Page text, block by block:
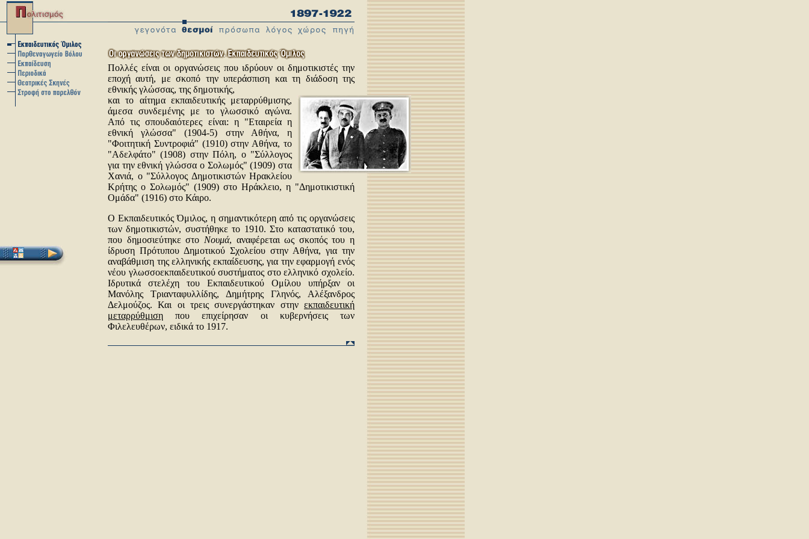
Πολλές είναι οι οργανώσεις που ιδρύουν οι δημοτικιστές την
εποχή αυτή, με σκοπό την υπεράσπιση και τη διάδοση της
εθνικής γλώσσας, της δημοτικής,
και το αίτημα εκπαιδευτικής μεταρρύθμισης,
άμεσα συνδεμένης με το γλωσσικό αγώνα.
Από τις σπουδαιότερες είναι: η "Εταιρεία η
εθνική γλώσσα" (1904-5) στην Αθήνα, η
"Φοιτητική Συντροφιά" (1910) στην Αθήνα, το
"Αδελφάτο" (1908) στην Πόλη, ο "Σύλλογος
για την εθνική γλώσσα ο Σολωμός" (1909) στα
Χανιά, ο "Σύλλογος Δημοτικιστών Ηρακλείου
Κρήτης ο Σολωμός" (1909) στο Ηράκλειο, η "Δημοτικιστική
Ομάδα" (1916) στο Κάιρο.
Ο Εκπαιδευτικός Όμιλος, η σημαντικότερη από τις οργανώσεις
των δημοτικιστών, συστήθηκε το 1910. Στο καταστατικό του,
που δημοσιεύτηκε στο Νουμά, αναφέρεται ως σκοπός του η
ίδρυση Πρότυπου Δημοτικού Σχολείου στην Αθήνα, για την
αναβάθμιση της ελληνικής εκπαίδευσης, για την εφαρμογή ενός
νέου γλωσσοεκπαιδευτικού συστήματος στο ελληνικό σχολείο.
Ιδρυτικά στελέχη του Εκπαιδευτικού Ομίλου υπήρξαν οι
Μανόλης Τριανταφυλλίδης, Δημήτρης Γληνός, Αλέξανδρος
Δελμούζος. Και οι τρεις συνεργάστηκαν στην εκπαιδευτική
μεταρρύθμιση που επιχείρησαν οι κυβερνήσεις των
Φιλελευθέρων, ειδικά το 1917.